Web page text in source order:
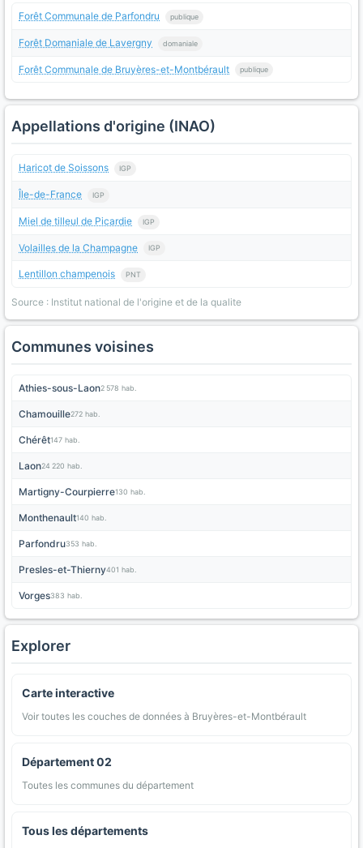
Forêt Communale de Parfondru publique
Forêt Domaniale de Lavergny domaniale
Forêt Communale de Bruyères-et-Montbérault publique
Appellations d'origine (INAO)
Haricot de Soissons IGP
Île-de-France IGP
Miel de tilleul de Picardie IGP
Volailles de la Champagne IGP
Lentillon champenois PNT
Source : Institut national de l'origine et de la qualite
Communes voisines
Athies-sous-Laon2 578 hab.
Chamouille272 hab.
Chérêt147 hab.
Laon24 220 hab.
Martigny-Courpierre130 hab.
Monthenault140 hab.
Parfondru353 hab.
Presles-et-Thierny401 hab.
Vorges383 hab.
Explorer
Carte interactive
Voir toutes les couches de données à Bruyères-et-Montbérault
Département 02
Toutes les communes du département
Tous les départements